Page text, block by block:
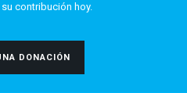
contribución hoy.
DONACIÓN